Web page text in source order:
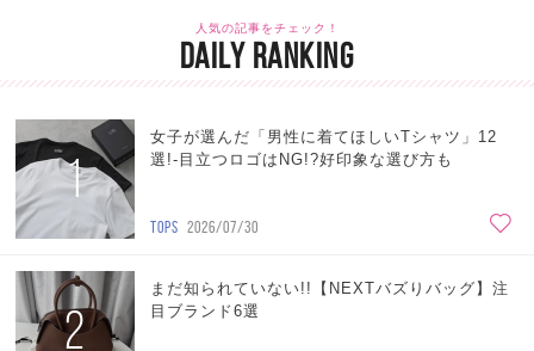
人気の記事をチェック！
DAILY RANKING
1
女子が選んだ「男性に着てほしいTシャツ」12
選!-目立つロゴはNG!?好印象な選び方も
TOPS 2026/07/30
2
まだ知られていない!!【NEXTバズりバッグ】注
目ブランド6選